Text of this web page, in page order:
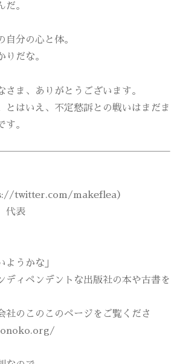
だ。
自分の心と体。
りだな。
さま、ありがとうございます。
とはいえ、不定愁訴との戦いはまだま
す。
twitter.com/makeflea）
代表
ようかな」
ディペンデントな出版社の本や古書を
社のこのこのページをご覧くださ